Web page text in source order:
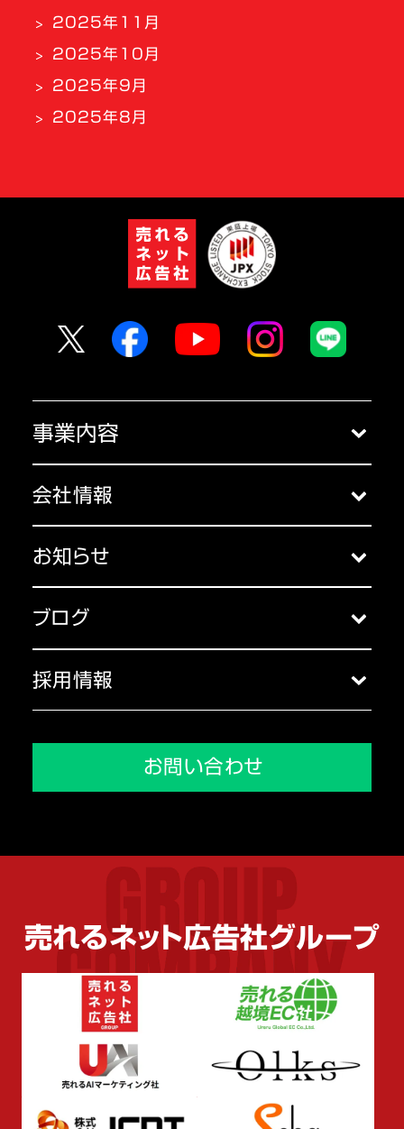
2025年11月
2025年10月
2025年9月
2025年8月
事業内容
コンサルティング
会社情報
アクセス
主な受賞歴
コーポレートガバナンス
沿革
メディア掲載実績
お知らせ
ブログ
採用情報
会社を知る
環境を知る
お問い合わせ
売れるネット広告社グループ